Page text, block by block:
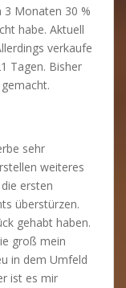
3 Monaten 30 %
habe. Aktuell
verkaufe
Tagen. Bisher
sehr
weiteres
ersten
überstürzen.
gehabt haben.
groß mein
in dem Umfeld
ist es mir